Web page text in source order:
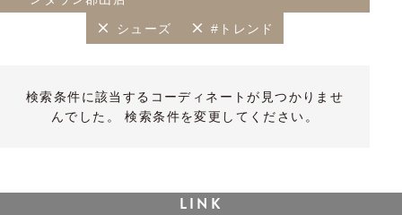
シューズ #トレンド
検索条件に該当するコーディネートが見つかりませ
んでした。 検索条件を変更してください。
LINK